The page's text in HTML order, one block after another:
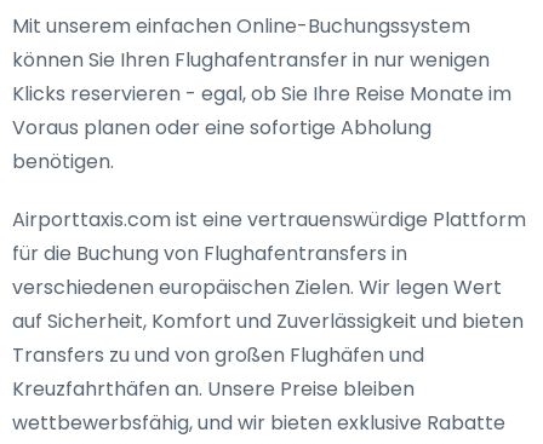
Mit unserem einfachen Online-Buchungssystem
können Sie Ihren Flughafentransfer in nur wenigen
Klicks reservieren - egal, ob Sie Ihre Reise Monate im
Voraus planen oder eine sofortige Abholung
benötigen.
Airporttaxis.com ist eine vertrauenswürdige Plattform
für die Buchung von Flughafentransfers in
verschiedenen europäischen Zielen. Wir legen Wert
auf Sicherheit, Komfort und Zuverlässigkeit und bieten
Transfers zu und von großen Flughäfen und
Kreuzfahrthäfen an. Unsere Preise bleiben
wettbewerbsfähig, und wir bieten exklusive Rabatte